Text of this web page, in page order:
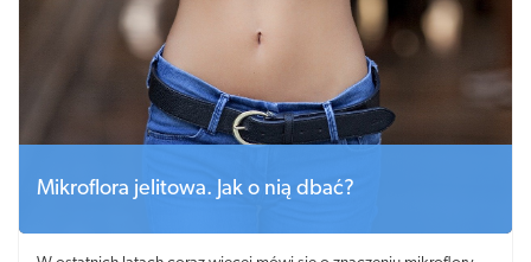
Mikroflora jelitowa. Jak o nią dbać?